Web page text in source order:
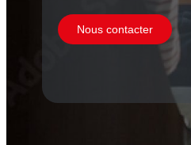
Nous contacter